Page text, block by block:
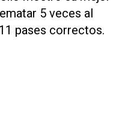
5 veces al
pases correctos.